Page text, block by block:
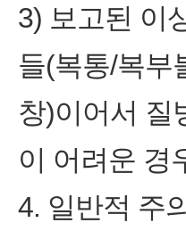
3) 보고된 이
들(복통/복부
창)이어서 질
이 어려운 경
4. 일반적 주